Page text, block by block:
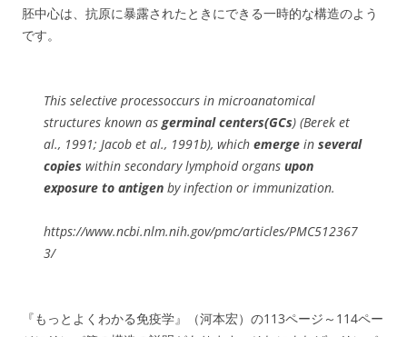
胚中心は、抗原に暴露されたときにできる一時的な構造のよう
です。
This selective processoccurs in microanatomical
structures known as germinal centers(GCs) (Berek et
al., 1991; Jacob et al., 1991b), which emerge in several
copies within secondary lymphoid organs upon
exposure to antigen by infection or immunization.
https://www.ncbi.nlm.nih.gov/pmc/articles/PMC512367
3/
『もっとよくわかる免疫学』（河本宏）の113ページ～114ペー